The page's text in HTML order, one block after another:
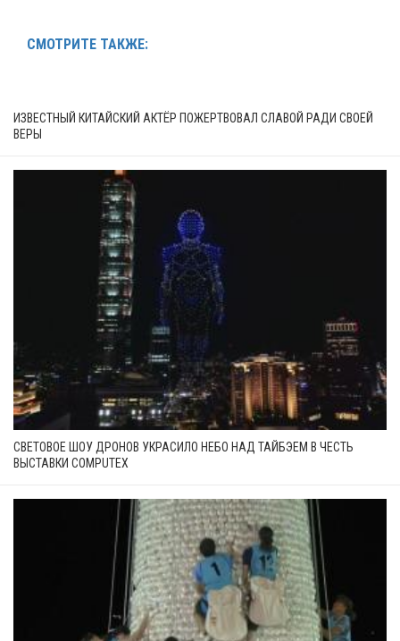
СМОТРИТЕ ТАКЖЕ:
ИЗВЕСТНЫЙ КИТАЙСКИЙ АКТЁР ПОЖЕРТВОВАЛ СЛАВОЙ РАДИ СВОЕЙ
ВЕРЫ
СВЕТОВОЕ ШОУ ДРОНОВ УКРАСИЛО НЕБО НАД ТАЙБЭЕМ В ЧЕСТЬ
ВЫСТАВКИ COMPUTEX